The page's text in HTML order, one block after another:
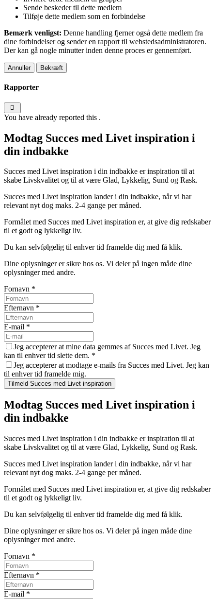
Sende beskeder til dette medlem
Tilføje dette medlem som en forbindelse
Bemærk venligst: Denne handling fjerner også dette medlem fra
dine forbindelser og sender en rapport til webstedsadministratoren.
Der kan gå nogle minutter inden denne proces er gennemført.
Bekræft
Rapporter
You have already reported this .
Modtag Succes med Livet inspiration i
din indbakke
Succes med Livet inspiration i din indbakke er inspiration til at
skabe Livskvalitet og til at være Glad, Lykkelig, Sund og Rask.
Succes med Livet inspiration lander i din indbakke, når vi har
relevant nyt dog maks. 2-4 gange per måned.
Formålet med Succes med Livet inspiration er, at give dig redskaber
til et godt og lykkeligt liv.
Du kan selvfølgelig til enhver tid framelde dig med få klik.
Dine oplysninger er sikre hos os. Vi deler på ingen måde dine
oplysninger med andre.
Fornavn *
Efternavn *
E-mail *
Jeg accepterer at mine data gemmes af Succes med Livet. Jeg
kan til enhver tid slette dem. *
Jeg accepterer at modtage e-mails fra Succes med Livet. Jeg kan
til enhver tid framelde mig.
Tilmeld Succes med Livet inspiration
Modtag Succes med Livet inspiration i
din indbakke
Succes med Livet inspiration i din indbakke er inspiration til at
skabe Livskvalitet og til at være Glad, Lykkelig, Sund og Rask.
Succes med Livet inspiration lander i din indbakke, når vi har
relevant nyt dog maks. 2-4 gange per måned.
Formålet med Succes med Livet inspiration er, at give dig redskaber
til et godt og lykkeligt liv.
Du kan selvfølgelig til enhver tid framelde dig med få klik.
Dine oplysninger er sikre hos os. Vi deler på ingen måde dine
oplysninger med andre.
Fornavn *
Efternavn *
E-mail *